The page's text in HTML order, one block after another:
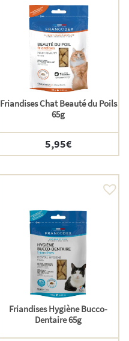
Friandises Chat Beauté du Poils
65g
5,95€
Friandises Hygiène Bucco-
Dentaire 65g